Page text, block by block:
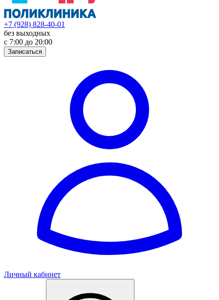
+7 (928) 828-40-01
без выходных
с 7:00 до 20:00
Записаться
Личный кабинет